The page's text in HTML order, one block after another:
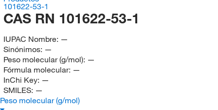
101622-53-1
CAS RN 101622-53-1
IUPAC Nombre: —
Sinónimos: —
Peso molecular (g/mol): —
Fórmula molecular: —
InChi Key: —
SMILES: —
Peso molecular (g/mol)